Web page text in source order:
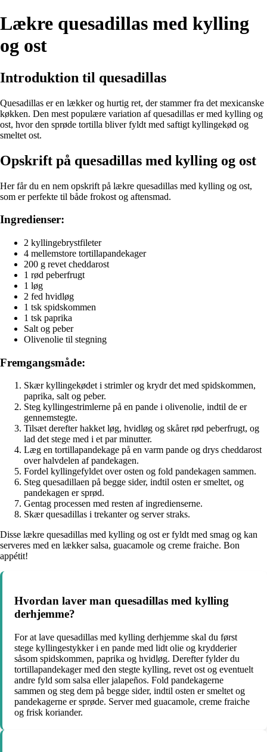
Lækre quesadillas med kylling
og ost
Introduktion til quesadillas
Quesadillas er en lækker og hurtig ret, der stammer fra det mexicanske
køkken. Den mest populære variation af quesadillas er med kylling og
ost, hvor den sprøde tortilla bliver fyldt med saftigt kyllingekød og
smeltet ost.
Opskrift på quesadillas med kylling og ost
Her får du en nem opskrift på lækre quesadillas med kylling og ost,
som er perfekte til både frokost og aftensmad.
Ingredienser:
2 kyllingebrystfileter
4 mellemstore tortillapandekager
200 g revet cheddarost
1 rød peberfrugt
1 løg
2 fed hvidløg
1 tsk spidskommen
1 tsk paprika
Salt og peber
Olivenolie til stegning
Fremgangsmåde:
Skær kyllingekødet i strimler og krydr det med spidskommen,
paprika, salt og peber.
Steg kyllingestrimlerne på en pande i olivenolie, indtil de er
gennemstegte.
Tilsæt derefter hakket løg, hvidløg og skåret rød peberfrugt, og
lad det stege med i et par minutter.
Læg en tortillapandekage på en varm pande og drys cheddarost
over halvdelen af pandekagen.
Fordel kyllingefyldet over osten og fold pandekagen sammen.
Steg quesadillaen på begge sider, indtil osten er smeltet, og
pandekagen er sprød.
Gentag processen med resten af ingredienserne.
Skær quesadillas i trekanter og server straks.
Disse lækre quesadillas med kylling og ost er fyldt med smag og kan
serveres med en lækker salsa, guacamole og creme fraiche. Bon
appétit!
Hvordan laver man quesadillas med kylling
derhjemme?
For at lave quesadillas med kylling derhjemme skal du først
stege kyllingestykker i en pande med lidt olie og krydderier
såsom spidskommen, paprika og hvidløg. Derefter fylder du
tortillapandekager med den stegte kylling, revet ost og eventuelt
andre fyld som salsa eller jalapeños. Fold pandekagerne
sammen og steg dem på begge sider, indtil osten er smeltet og
pandekagerne er sprøde. Server med guacamole, creme fraiche
og frisk koriander.